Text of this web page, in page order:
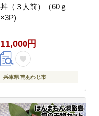
丼（３人前）（60ｇ
×3P)
11,000円
兵庫県 南あわじ市